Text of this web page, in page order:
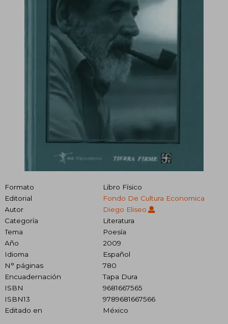
Formato
Libro Físico
Editorial
Fondo De Cultura Economica
Autor
Diego Eliseo
Categoría
Literatura
Tema
Poesía
Año
2009
Idioma
Español
N° páginas
780
Encuadernación
Tapa Dura
ISBN
9681667565
ISBN13
9789681667566
Editado en
México